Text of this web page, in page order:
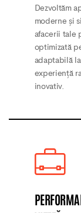
Dezvoltăm
moderne și
afacerii tale
optimizată
adaptabilă
experiență
inovativ.